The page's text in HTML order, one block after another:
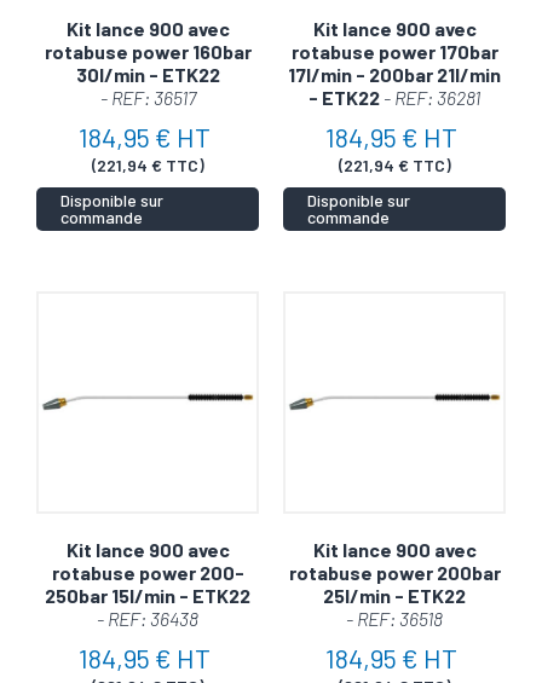
Kit lance 900 avec
rotabuse power 160bar
30l/min - ETK22
- REF: 36517
184,95 € HT
(221,94 € TTC)
Disponible sur
commande
Kit lance 900 avec
rotabuse power 170bar
17l/min - 200bar 21l/min
- ETK22 - REF: 36281
184,95 € HT
(221,94 € TTC)
Disponible sur
commande
Kit lance 900 avec
rotabuse power 200-
250bar 15l/min - ETK22
- REF: 36438
184,95 € HT
Kit lance 900 avec
rotabuse power 200bar
25l/min - ETK22
- REF: 36518
184,95 € HT